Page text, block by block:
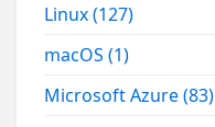
Linux(127)
macOS(1)
Microsoft Azure(83)